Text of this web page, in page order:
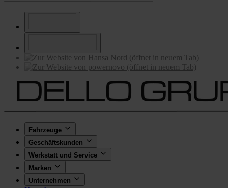
Fahrzeuge
Geschäftskunden
Werkstatt und Service
Marken
Unternehmen